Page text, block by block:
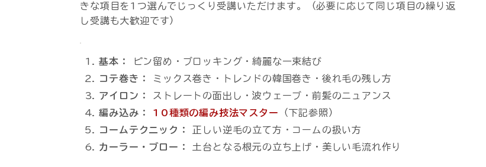
きな項目を1つ選んでじっくり受講いただけます。（必要に応じて同じ項目の繰り返
し受講も大歓迎です）
基本：
ピン留め・ブロッキング・綺麗な一束結び
コテ巻き：
ミックス巻き・トレンドの韓国巻き・後れ毛の残し方
アイロン：
ストレートの面出し・波ウェーブ・前髪のニュアンス
編み込み：
10種類の編み技法マスター
（下記参照）
コームテクニック：
正しい逆毛の立て方・コームの扱い方
カーラー・ブロー： 土台となる根元の立ち上げ・美しい毛流れ作り